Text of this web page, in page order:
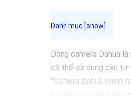
Dòng camera Dahua
có thể sử dụng câu tư
"Camera Dahua chính